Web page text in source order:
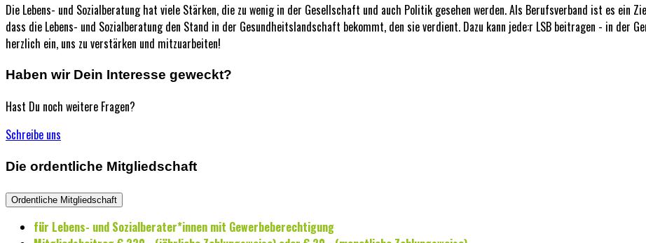
Die Lebens- und Sozialberatung hat viele Stärken, die zu wenig in der Gesellschaft und auch Politik gesehen werden. Als Berufsverband ist es ein
dass die Lebens- und Sozialberatung den Stand in der Gesundheitslandschaft bekommt, den sie verdient. Dazu kann jede:r LSB beitragen - in der
herzlich ein, uns zu verstärken und mitzuarbeiten!
Haben wir Dein Interesse geweckt?
Hast Du noch weitere Fragen?
Schreibe uns
Die ordentliche Mitgliedschaft
Ordentliche Mitgliedschaft
für Lebens- und Sozialberater*innen mit Gewerbeberechtigung